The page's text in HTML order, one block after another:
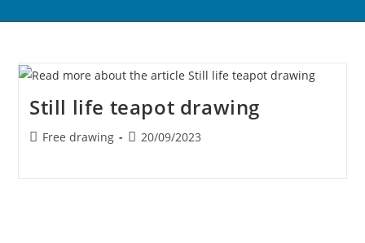
Still life teapot drawing
Free drawing 20/09/2023